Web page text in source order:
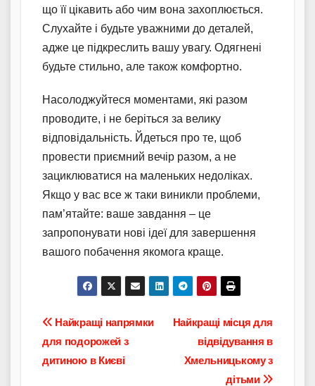
що її цікавить або чим вона захоплюється.
Слухайте і будьте уважними до деталей,
адже це підкреслить вашу увагу. Одягнені
будьте стильно, але також комфортно.
Насолоджуйтеся моментами, які разом
проводите, і не беріться за велику
відповідальність. Йдеться про те, щоб
провести приємний вечір разом, а не
зациклюватися на маленьких недоліках.
Якщо у вас все ж таки виникли проблеми,
пам’ятайте: ваше завдання – це
запропонувати нові ідеї для завершення
вашого побачення якомога краще.
Навігація
записів
Найкращі місця для
відвідування в
Хмельницькому з
дітьми
Найкращі напрямки
для подорожей з
дитиною в Києві